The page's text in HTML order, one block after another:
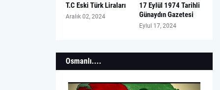
T.C Eski Türk Liraları
Aralık 02, 2024
17 Eylül 1974 Tarihli
Günaydın Gazetesi
Eylul 17, 2024
Osmanlı....